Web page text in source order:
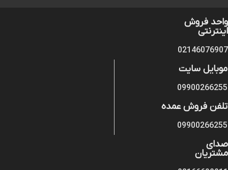
واحد فروش
اینترنتی
02146076907
موبایل سایت
09900266255
تلفن فروش عمده
09900266255
صدای
مشتریان